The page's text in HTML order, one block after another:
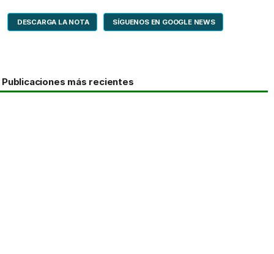
DESCARGA LA NOTA SÍGUENOS EN GOOGLE NEWS
Publicaciones más recientes